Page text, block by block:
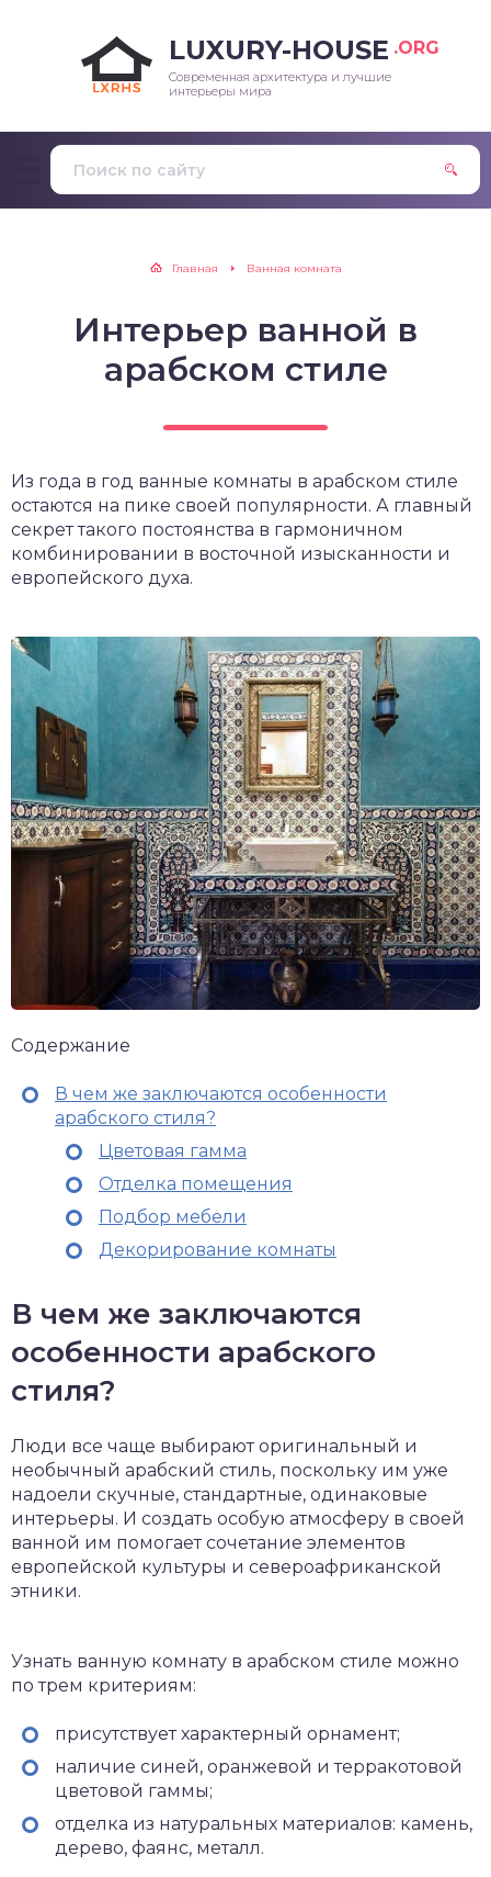
LUXURY-HOUSE .ORG
Современная архитектура и лучшие
интерьеры мира
Главная Ванная комната
Интерьер ванной в
арабском стиле
Из года в год ванные комнаты в арабском стиле
остаются на пике своей популярности. А главный
секрет такого постоянства в гармоничном
комбинировании в восточной изысканности и
европейского духа.
Содержание
В чем же заключаются особенности
арабского стиля?
Цветовая гамма
Отделка помещения
Подбор мебели
Декорирование комнаты
В чем же заключаются
особенности арабского
стиля?
Люди все чаще выбирают оригинальный и
необычный арабский стиль, поскольку им уже
надоели скучные, стандартные, одинаковые
интерьеры. И создать особую атмосферу в своей
ванной им помогает сочетание элементов
европейской культуры и североафриканской
этники.
Узнать ванную комнату в арабском стиле можно
по трем критериям:
присутствует характерный орнамент;
наличие синей, оранжевой и терракотовой
цветовой гаммы;
отделка из натуральных материалов: камень,
дерево, фаянс, металл.